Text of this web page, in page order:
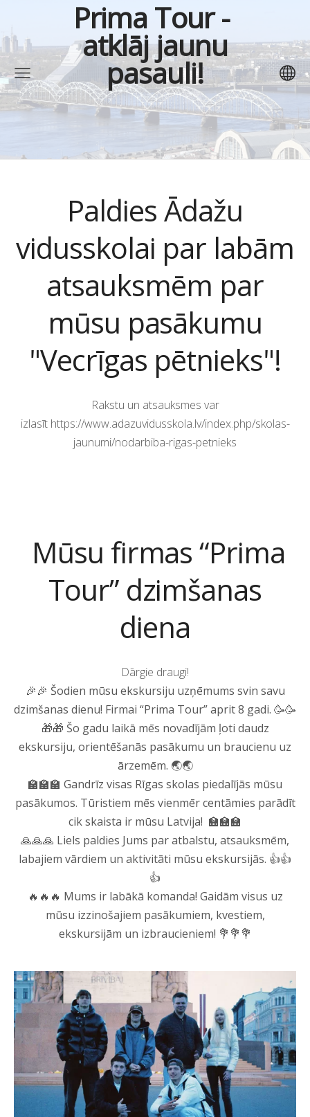
Prima Tour-
atklāj jaunu
pasauli!
Paldies Ādažu
vidusskolai par labām
atsauksmēm par
mūsu pasākumu
"Vecrīgas pētnieks"!
Rakstu un atsauksmes var
izlasīt https://www.adazuvidusskola.lv/index.php/skolas-
jaunumi/nodarbiba-rigas-petnieks
Mūsu firmas“Prima
Tour” dzimšanas
diena
Dārgie draugi!
🎉🎉 Šodien mūsu ekskursiju uzņēmums svin savu
dzimšanas dienu! Firmai “Prima Tour” aprit 8 gadi. 🥳🥳
🎁🎁 Šo gadu laikā mēs novadījām ļoti daudz
ekskursiju, orientēšanās pasākumu un braucienu uz
ārzemēm. 🌏🌏
🏫🏫🏫 Gandrīz visas Rīgas skolas piedalījās mūsu
pasākumos. Tūristiem mēs vienmēr centāmies parādīt
cik skaista ir mūsu Latvija! 🏫🏫🏫
🙏🙏🙏 Liels paldies Jums par atbalstu, atsauksmēm,
labajiem vārdiem un aktivitāti mūsu ekskursijās. 👍👍
👍
🔥🔥🔥 Mums ir labākā komanda! Gaidām visus uz
mūsu izzinošajiem pasākumiem, kvestiem,
ekskursijām un izbraucieniem! 💐💐💐